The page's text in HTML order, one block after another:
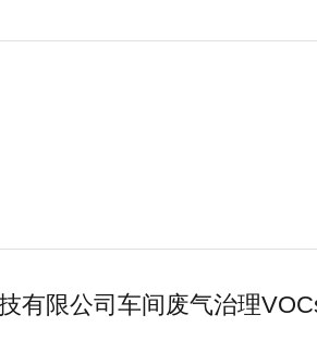
有限公司车间废气治理